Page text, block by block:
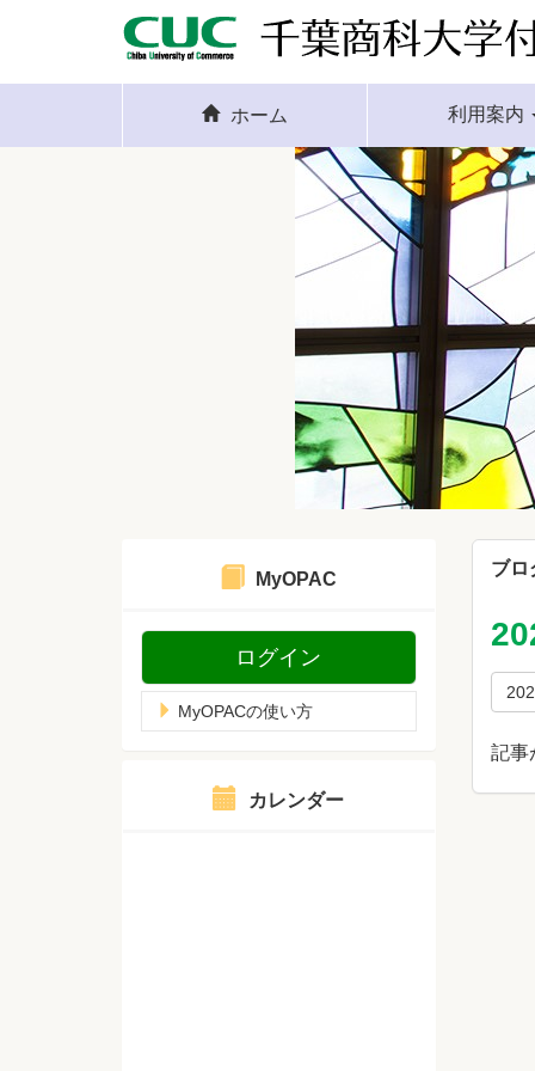
ホーム 利用案内
ブロ
記事
MyOPAC
ログイン
MyOPACの使い方
カレンダー